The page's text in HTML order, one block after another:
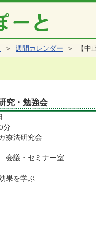
＞ 週間カレンダー ＞ 【中
究・勉強会
分
療法研究会
会議・セミナー室
果を学ぶ